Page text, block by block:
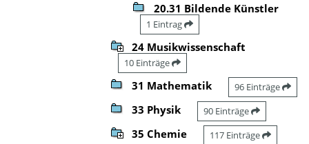
20.31 Bildende Künstler
1 Eintrag
24 Musikwissenschaft
10 Einträge
31 Mathematik 96 Einträge
33 Physik 90 Einträge
35 Chemie 117 Einträge